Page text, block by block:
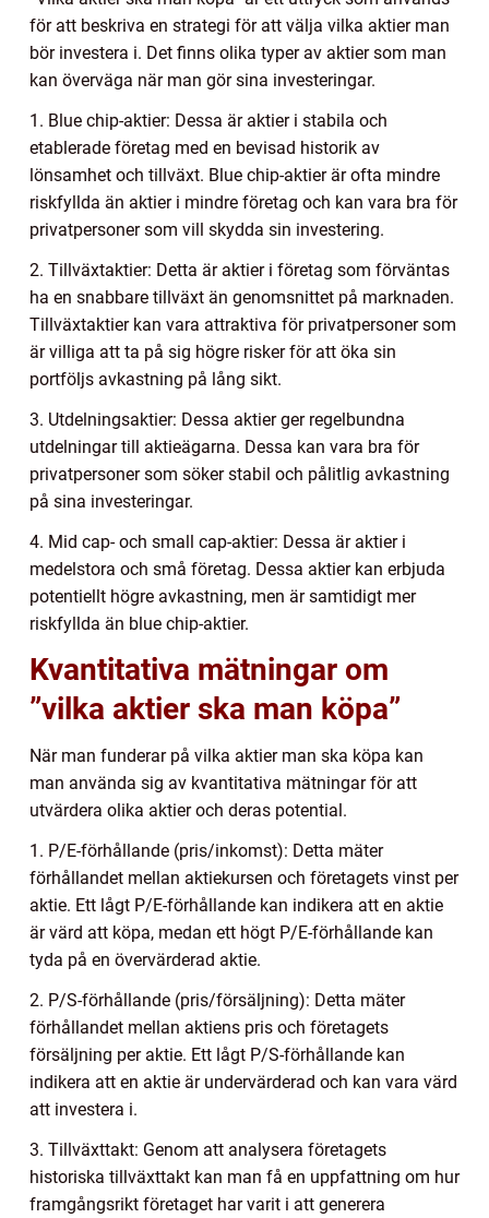
för att beskriva en strategi för att välja vilka aktier man
bör investera i. Det finns olika typer av aktier som man
kan överväga när man gör sina investeringar.
1. Blue chip-aktier: Dessa är aktier i stabila och
etablerade företag med en bevisad historik av
lönsamhet och tillväxt. Blue chip-aktier är ofta mindre
riskfyllda än aktier i mindre företag och kan vara bra för
privatpersoner som vill skydda sin investering.
2. Tillväxtaktier: Detta är aktier i företag som förväntas
ha en snabbare tillväxt än genomsnittet på marknaden.
Tillväxtaktier kan vara attraktiva för privatpersoner som
är villiga att ta på sig högre risker för att öka sin
portföljs avkastning på lång sikt.
3. Utdelningsaktier: Dessa aktier ger regelbundna
utdelningar till aktieägarna. Dessa kan vara bra för
privatpersoner som söker stabil och pålitlig avkastning
på sina investeringar.
4. Mid cap- och small cap-aktier: Dessa är aktier i
medelstora och små företag. Dessa aktier kan erbjuda
potentiellt högre avkastning, men är samtidigt mer
riskfyllda än blue chip-aktier.
Kvantitativa mätningar om
”vilka aktier ska man köpa”
När man funderar på vilka aktier man ska köpa kan
man använda sig av kvantitativa mätningar för att
utvärdera olika aktier och deras potential.
1. P/E-förhållande (pris/inkomst): Detta mäter
förhållandet mellan aktiekursen och företagets vinst per
aktie. Ett lågt P/E-förhållande kan indikera att en aktie
är värd att köpa, medan ett högt P/E-förhållande kan
tyda på en övervärderad aktie.
2. P/S-förhållande (pris/försäljning): Detta mäter
förhållandet mellan aktiens pris och företagets
försäljning per aktie. Ett lågt P/S-förhållande kan
indikera att en aktie är undervärderad och kan vara värd
att investera i.
3. Tillväxttakt: Genom att analysera företagets
historiska tillväxttakt kan man få en uppfattning om hur
framgångsrikt företaget har varit i att generera